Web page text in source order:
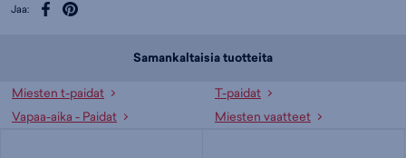
Jaa:
Samankaltaisia tuotteita
Miesten t-paidat
T-paidat
Vapaa-aika - Paidat
Miesten vaatteet